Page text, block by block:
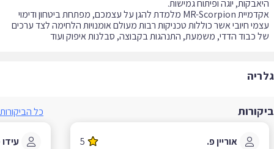
אקדמיית MR-Scorpion מלמדת להגן על עצמכם, מפתחת ביטחון ודימוי
חיובי אשר כוללות טכניקות רבות מעולם אומנויות הלחימה לצד ערכים
כבוד הדדי, משמעת, התנהגות בקבוצה, סבלנות איפוק ועוד
כל הביקורות
אוריין פ. 5 עידו מ.